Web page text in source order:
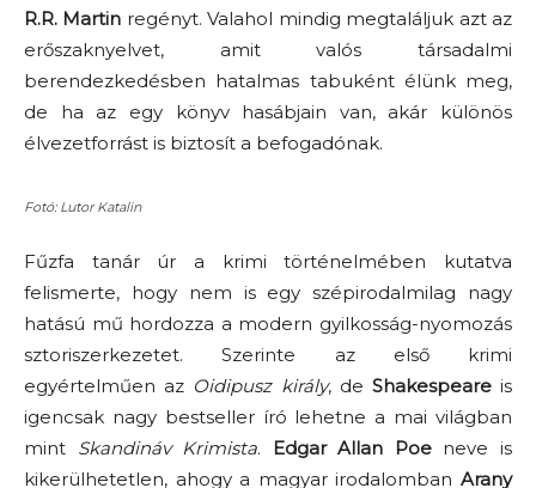
R.R. Martin regényt. Valahol mindig megtaláljuk azt az
erőszaknyelvet, amit valós társadalmi
berendezkedésben hatalmas tabuként élünk meg,
de ha az egy könyv hasábjain van, akár különös
élvezetforrást is biztosít a befogadónak.
Fotó: Lutor Katalin
Fűzfa tanár úr a krimi történelmében kutatva
felismerte, hogy nem is egy szépirodalmilag nagy
hatású mű hordozza a modern gyilkosság-nyomozás
sztoriszerkezetet. Szerinte az első krimi
egyértelműen az Oidipusz király, de Shakespeareis
igencsak nagy bestseller író lehetne a mai világban
mint Skandináv Krimista. Edgar Allan Poeneve is
kikerülhetetlen, ahogy a magyar irodalomban Arany